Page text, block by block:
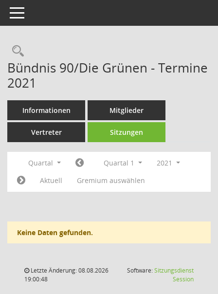
Toggle navigation
Rechercheauswahl
Bündnis 90/Die Grünen - Termine
2021
Informationen Mitglieder
Vertreter Sitzungen
Quartal Quartal 1
2021
Aktuell
Gremium auswählen
Keine Daten gefunden.
Letzte Änderung: 08.08.2026
19:00:48
Software:Sitzungsdienst
Session(Wird in